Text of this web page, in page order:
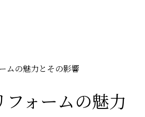
ムの魅力とその影響
フォームの魅力